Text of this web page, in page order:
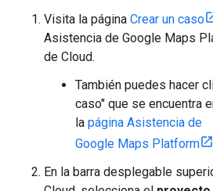
Visita la página Crear un caso
Asistencia de Google Maps
de Cloud.
También puedes hacer
caso" que se encuentra
la página Asistencia de
Google Maps Platform
En la barra desplegable